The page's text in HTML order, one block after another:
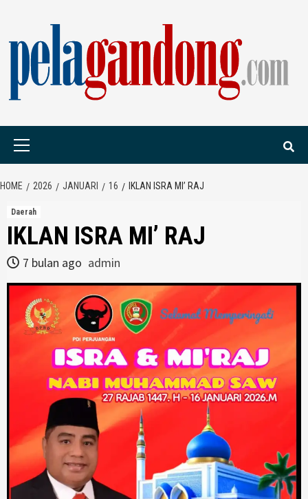
content
HOME 2026 JANUARI 16 IKLAN ISRA MI’ RAJ
Daerah
IKLAN ISRA MI’ RAJ
7 bulan ago admin